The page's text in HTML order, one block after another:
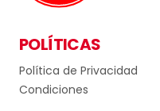
POLÍTICAS
Política de Privacidad
Condiciones